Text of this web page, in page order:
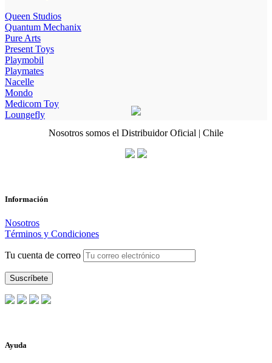
Queen Studios
Quantum Mechanix
Pure Arts
Present Toys
Playmobil
Playmates
Nacelle
Mondo
Medicom Toy
Loungefly
Nosotros somos el Distribuidor Oficial | Chile
Información
Nosotros
Términos y Condiciones
Tu cuenta de correo
Ayuda